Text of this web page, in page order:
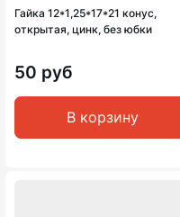
Гайка 12*1,25*17*21 конус,
открытая, цинк, без юбки
50 руб
В корзину